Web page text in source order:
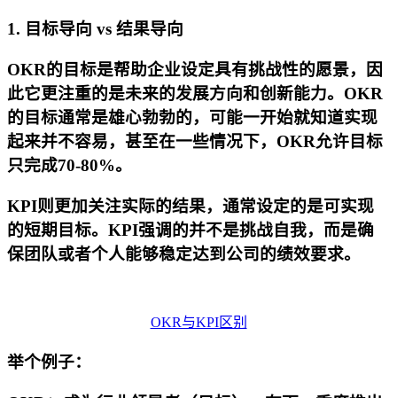
1. 目标导向 vs 结果导向
OKR的目标是帮助企业设定具有挑战性的愿景，因
此它更注重的是未来的发展方向和创新能力。OKR
的目标通常是雄心勃勃的，可能一开始就知道实现
起来并不容易，甚至在一些情况下，OKR允许目标
只完成70-80%。
KPI则更加关注实际的结果，通常设定的是可实现
的短期目标。KPI强调的并不是挑战自我，而是确
保团队或者个人能够稳定达到公司的绩效要求。
OKR与KPI区别
举个例子：